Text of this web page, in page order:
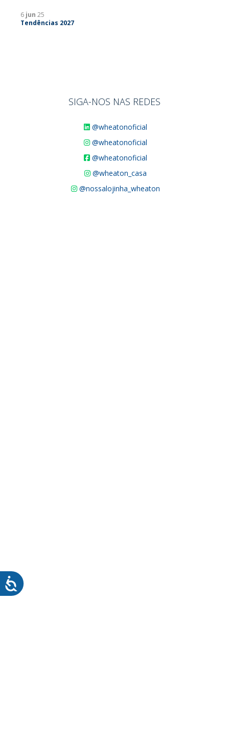
6 jun 25
Tendências 2027
SIGA-NOS NAS REDES
@wheatonoficial
@wheatonoficial
@wheatonoficial
@wheaton_casa
@nossalojinha_wheaton